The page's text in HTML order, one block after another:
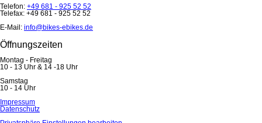
Telefon: +49 681 - 925 52 52
Telefax: +49 681 - 925 52 52
E-Mail: info@bikes-ebikes.de
Öffnungszeiten
Montag - Freitag
10 - 13 Uhr & 14 -18 Uhr
Samstag
10 - 14 Uhr
Navigation
überspringen
Impressum
Datenschutz